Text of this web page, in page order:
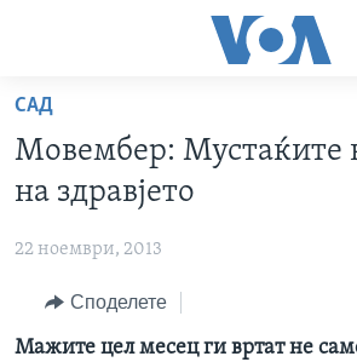
пристапност
Премини
на
главната
Премини
за
МАКЕДОНИЈА
СВЕТ
ЕКОНОМИЈА
ФОТОГАЛЕРИИ
ДОКУМЕНТАРЦИ
АРХИВИРАНА ПРОГРАМА
NEWSFLASH - АРХИВА
ЗА НАС
САД
Мовембер: Мустаќите
на здравјето
22 ноември, 2013
Споделете
Мажите цел месец ги вртат не